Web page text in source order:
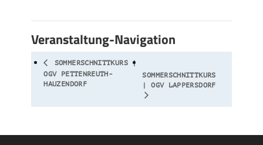
Veranstaltung-Navigation
SOMMERSCHNITTKURS |
OGV PETTENREUTH-
HAUZENDORF
SOMMERSCHNITTKURS
| OGV LAPPERSDORF